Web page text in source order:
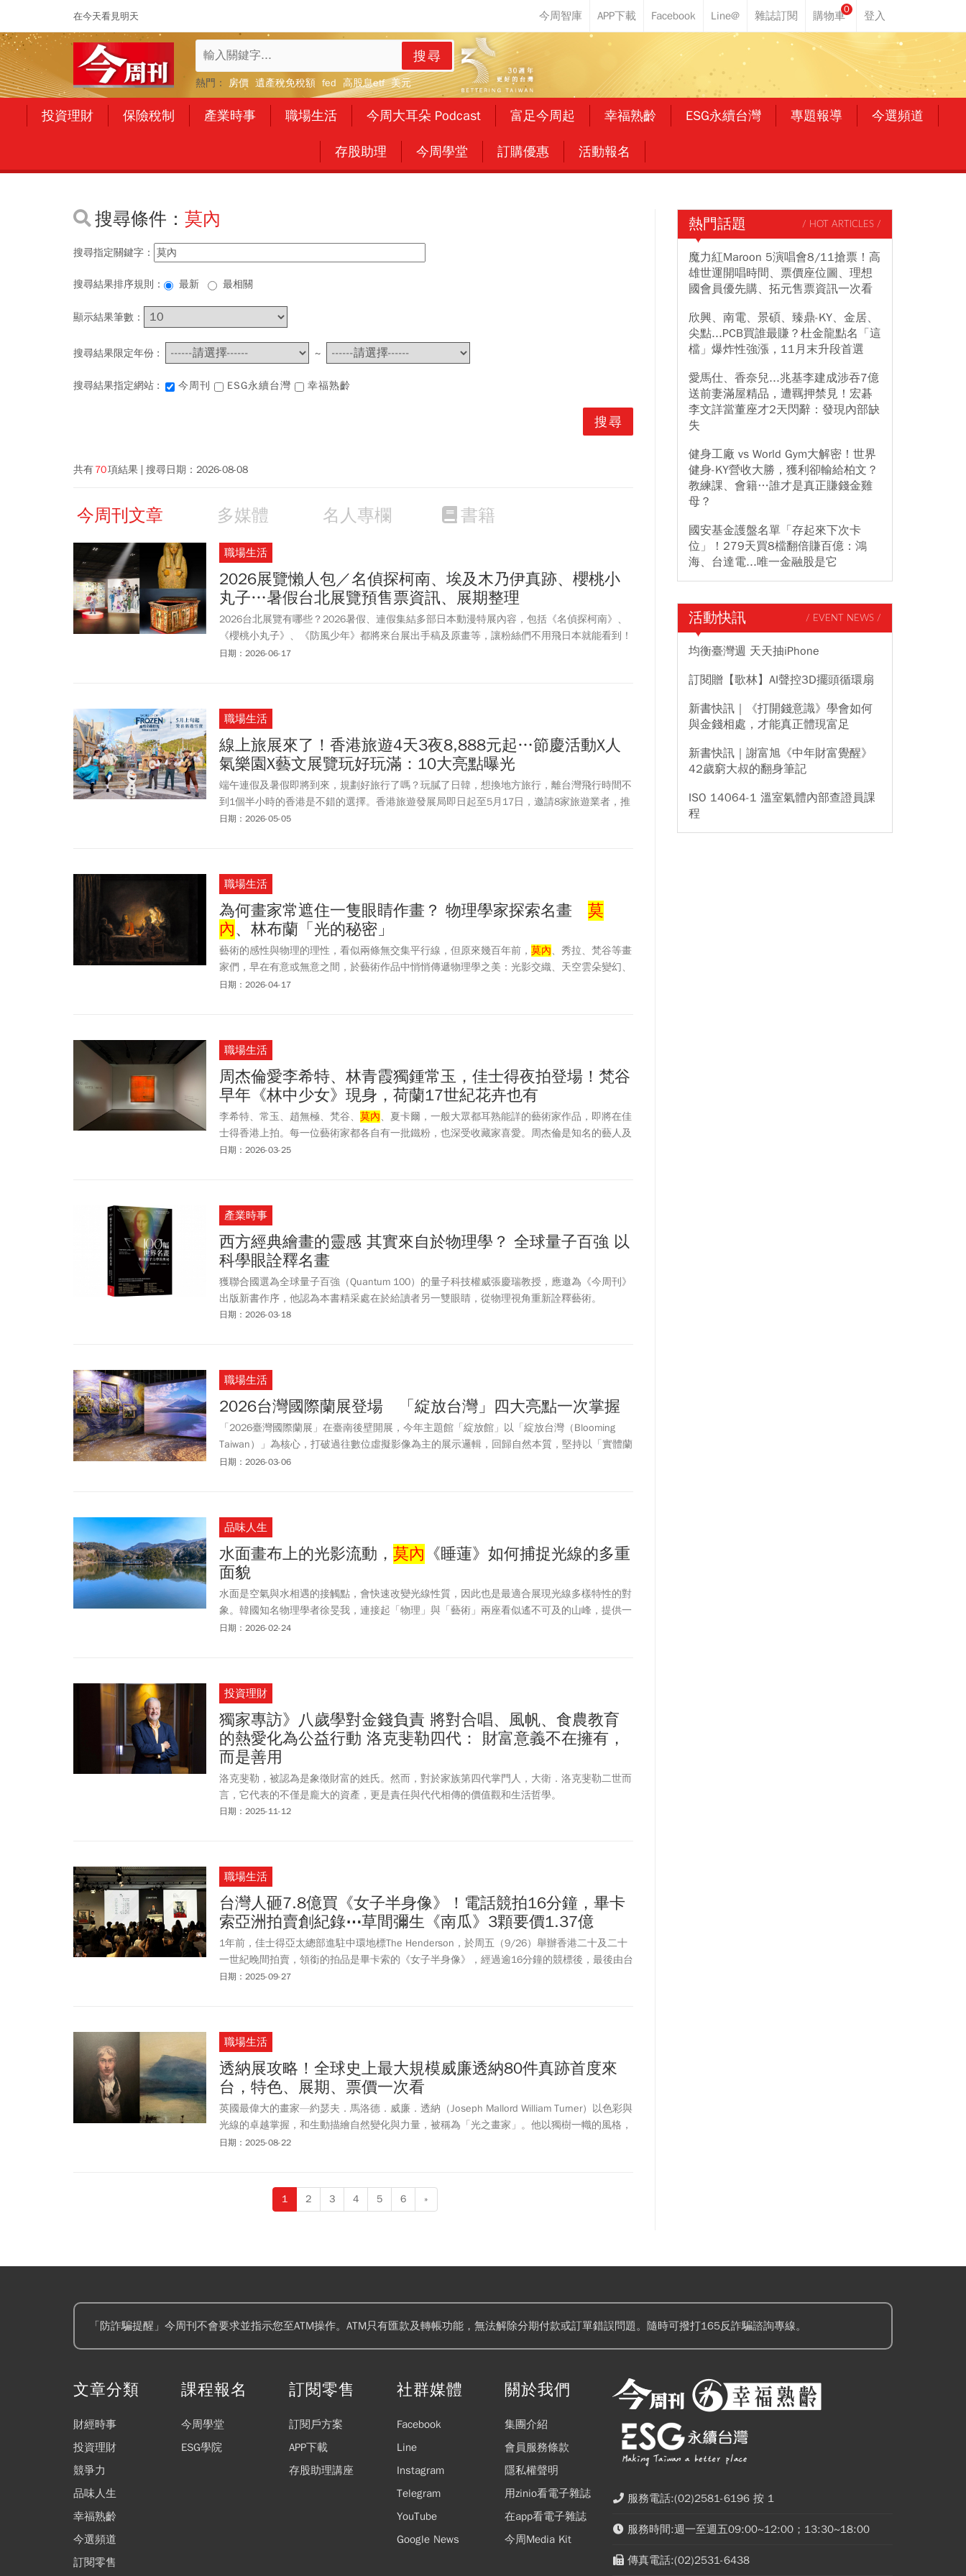
在今天看見明天
0
搜尋
熱門： 房價 遺產稅免稅額 fed 高股息etf 美元
投資理財 保險稅制 產業時事 職場生活 今周大耳朵 Podcast 富足今周起 幸福熟齡 ESG永續台灣 專題報導 今選頻道
存股助理 今周學堂 訂購優惠 活動報名
搜尋條件： 莫內
搜尋指定關鍵字：
搜尋結果排序規則： 最新 最相關
顯示結果筆數：
搜尋結果限定年份 : ~
搜尋結果指定網站 : 今周刊 ESG永續台灣 幸福熟齡
共有70項結果 搜尋日期： 2026-08-08
今周刊文章 多媒體 名人專欄 書籍
職場生活
2026展覽懶人包／名偵探柯南、埃及木乃伊真跡、櫻桃小
丸子…暑假台北展覽預售票資訊、展期整理
2026台北展覽有哪些？2026暑假、連假集結多部日本動漫特展內容，包括《名偵探柯南》、
《櫻桃小丸子》、《防風少年​》都將來台展出手稿及原畫等，讓粉絲們不用飛日本就能看到！
2026年也似乎吹起一股「古埃及風」，不僅台南有法老展，台北、高雄也將各自展出木乃伊
日期：2026-06-17
職場生活
線上旅展來了！香港旅遊4天3夜8,888元起…節慶活動X人
氣樂園X藝文展覽玩好玩滿：10大亮點曝光
端午連假及暑假即將到來，規劃好旅行了嗎？玩膩了日韓，想換地方旅行，離台灣飛行時間不
到1個半小時的香港是不錯的選擇。香港旅遊發展局即日起至5月17日，邀請8家旅遊業者，推
出2週的線上旅展。香港旅遊發展局台灣辦事處處長為徐維妮表示，不同於以往主打香港3天2
日期：2026-05-05
職場生活
為何畫家常遮住一隻眼睛作畫？ 物理學家探索名畫 莫
內、林布蘭「光的秘密」
藝術的感性與物理的理性，看似兩條無交集平行線，但原來幾百年前， 莫內、秀拉、梵谷等畫
家們，早在有意或無意之間，於藝術作品中悄悄傳遞物理學之美：光影交織、天空雲朵變幻、
夕陽餘暉交錯…。國立臺灣大學物理學系特聘教授、量子科技權威張慶瑞從科學角度解析名畫
日期：2026-04-17
職場生活
周杰倫愛李希特、林青霞獨鍾常玉，佳士得夜拍登場！梵谷
早年《林中少女》現身，荷蘭17世紀花卉也有
李希特、常玉、趙無極、梵谷、 莫內、夏卡爾，一般大眾都耳熟能詳的藝術家作品，即將在佳
士得香港上拍。每一位藝術家都各自有一批鐵粉，也深受收藏家喜愛。周杰倫是知名的藝人及
收藏家，他在《不愛我就拉倒》MV中露出李希特作品；常玉的收藏家相當多，連「華語影壇
日期：2026-03-25
產業時事
西方經典繪畫的靈感 其實來自於物理學？ 全球量子百強 以
科學眼詮釋名畫
獲聯合國選為全球量子百強（Quantum 100）的量子科技權威張慶瑞教授，應邀為《今周刊》
出版新書作序，他認為本書精采處在於給讀者另一雙眼睛，從物理視角重新詮釋藝術。
日期：2026-03-18
職場生活
2026台灣國際蘭展登場 「綻放台灣」四大亮點一次掌握
「2026臺灣國際蘭展」在臺南後壁開展，今年主題館「綻放館」以「綻放台灣（Blooming
Taiwan）」為核心，打破過往數位虛擬影像為主的展示邏輯，回歸自然本質，堅持以「實體蘭
花」作為唯一主角。
日期：2026-03-06
品味人生
水面畫布上的光影流動， 莫內 《睡蓮》如何捕捉光線的多重
面貌
水面是空氣與水相遇的接觸點，會快速改變光線性質，因此也是最適合展現光線多樣特性的對
象。韓國知名物理學者徐旻我，連接起「物理」與「藝術」兩座看似遙不可及的山峰，提供一
個觀察世界、欣賞藝術的全新角度。
日期：2026-02-24
投資理財
獨家專訪》八歲學對金錢負責 將對合唱、風帆、食農教育
的熱愛化為公益行動 洛克斐勒四代： 財富意義不在擁有，
而是善用
洛克斐勒，被認為是象徵財富的姓氏。然而，對於家族第四代掌門人，大衛．洛克斐勒二世而
言，它代表的不僅是龐大的資產，更是責任與代代相傳的價值觀和生活哲學。
日期：2025-11-12
職場生活
台灣人砸7.8億買《女子半身像》！電話競拍16分鐘，畢卡
索亞洲拍賣創紀錄⋯草間彌生《南瓜》3顆要價1.37億
1年前，佳士得亞太總部進駐中環地標The Henderson，於周五（9/26）舉辦香港二十及二十
一世紀晚間拍賣，領銜的拍品是畢卡索的《女子半身像》，經過逾16分鐘的競標後，最後由台
灣藏家以1億9675萬港元（約7億8千多萬台幣）拍得。《女子半身像》刷新畢卡索在亞洲拍賣
日期：2025-09-27
職場生活
透納展攻略！全球史上最大規模威廉透納80件真跡首度來
台，特色、展期、票價一次看
英國最偉大的畫家—約瑟夫．馬洛德．威廉．透納（Joseph Mallord William Turner）以色彩與
光線的卓越掌握，和生動描繪自然變化與力量，被稱為「光之畫家」。他以獨樹一幟的風格，
重新定義「風景畫」，更顛覆18世紀的傳統藝術，開創全新的浪漫主義視野。透納對光線和色
國最具代表性的泰德美術館，發起「Turner 250」系列紀念活動，其中最受矚目、也是全球史
上最大規模的威廉透納全球巡迴展覽：「威廉．透納特展：崇高的迴響」。在摩納哥、上海展
日期：2025-08-22
1 2 3 4 5 6 »
熱門話題 / HOT ARTICLES /
魔力紅Maroon 5演唱會8/11搶票！高
雄世運開唱時間、票價座位圖、理想
國會員優先購、拓元售票資訊一次看
欣興、南電、景碩、臻鼎-KY、金居、
尖點...PCB買誰最賺？杜金龍點名「這
檔」爆炸性強漲，11月末升段首選
愛馬仕、香奈兒...兆基李建成涉吞7億
送前妻滿屋精品，遭羈押禁見！宏碁
李文詳當董座才2天閃辭：發現內部缺
失
健身工廠 vs World Gym大解密！世界
健身-KY營收大勝，獲利卻輸給柏文？
教練課、會籍…誰才是真正賺錢金雞
母？
國安基金護盤名單「存起來下次卡
位」！279天買8檔翻倍賺百億：鴻
海、台達電...唯一金融股是它
活動快訊 / EVENT NEWS /
均衡臺灣週 天天抽iPhone
訂閱贈【歌林】AI聲控3D擺頭循環扇
新書快訊｜《打開錢意識》學會如何
與金錢相處，才能真正體現富足
新書快訊｜謝富旭《中年財富覺醒》
42歲窮大叔的翻身筆記
ISO 14064-1 溫室氣體內部查證員課
程
「防詐騙提醒」今周刊不會要求並指示您至ATM操作。ATM只有匯款及轉帳功能，無法解除分期付款或訂單錯誤問題。隨時可撥打165反詐騙諮詢專線。
文章分類
財經時事
投資理財
競爭力
品味人生
幸福熟齡
今選頻道
訂閱零售
課程報名
今周學堂
ESG學院
訂閱零售
訂閱戶方案
APP下載
存股助理講座
社群媒體
Facebook
Line
Instagram
Telegram
YouTube
Google News
關於我們
集團介紹
會員服務條款
隱私權聲明
用zinio看電子雜誌
在app看電子雜誌
今周Media Kit
服務電話:(02)2581-6196 按 1
服務時間:週一至週五09:00~12:00；13:30~18:00
傳真電話:(02)2531-6438